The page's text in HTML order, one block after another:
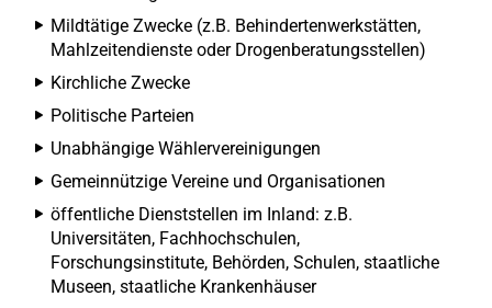
Mildtätige Zwecke (z.B. Behindertenwerkstätten,
Mahlzeitendienste oder Drogenberatungsstellen)
Kirchliche Zwecke
Politische Parteien
Unabhängige Wählervereinigungen
Gemeinnützige Vereine und Organisationen
öffentliche Dienststellen im Inland: z.B.
Universitäten, Fachhochschulen,
Forschungsinstitute, Behörden, Schulen, staatliche
Museen, staatliche Krankenhäuser